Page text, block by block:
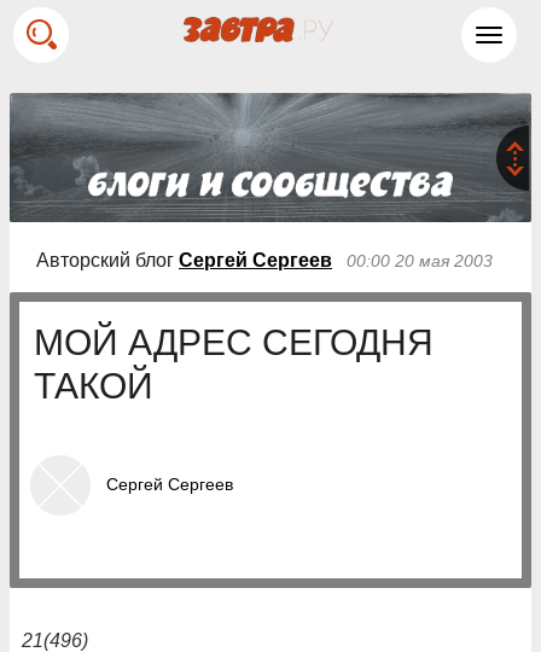
Авторский блог Сергей Сергеев 00:00 20 мая 2003
МОЙ АДРЕС СЕГОДНЯ
ТАКОЙ
Сергей Сергеев
21(496)